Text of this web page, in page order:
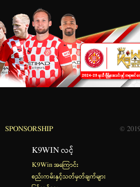
SPONSORSHIP ©
K9WIN လင့်
K9Win အကြောင်း
စည်းကမ်းနှင့်သတ်မှတ်ချက်များ